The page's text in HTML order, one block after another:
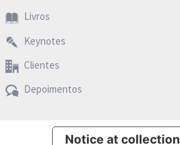
Livros
Keynotes
Clientes
Depoimentos
Notice at collection